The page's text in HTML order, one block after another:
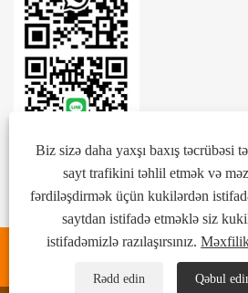
Biz sizə daha yaxşı baxış təcrübəsi
sayt trafikini təhlil etmək və
fərdiləşdirmək üçün kukilərdən
saytdan istifadə etməklə siz
istifadəmizlə razılaşırsınız.
Rədd edin Qəbul
Copyright © 2024 Zhejiang Zhenhang
Bütün hüquqlar qorunur.